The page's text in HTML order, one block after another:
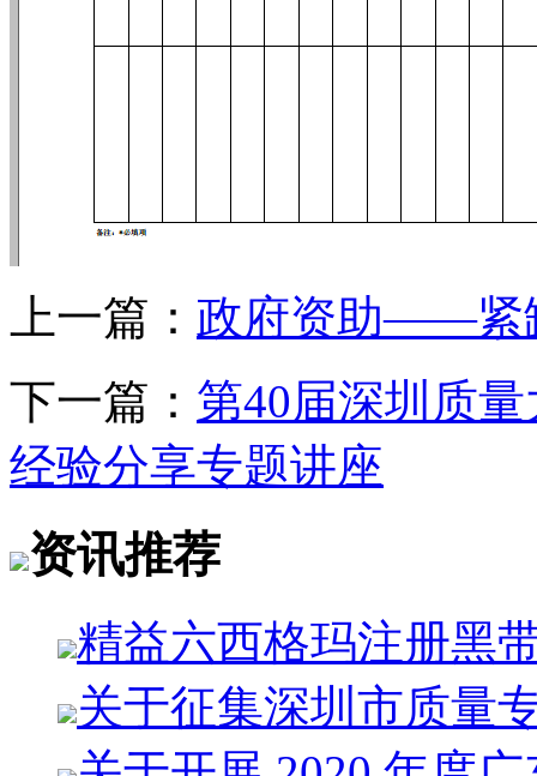
上一篇： 政府资助——紧
下一篇： 第40届深圳质
经验分享专题讲座
资讯推荐
精益六西格玛注册黑
关于征集深圳市质量